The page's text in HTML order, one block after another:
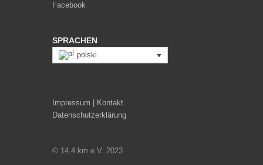
Facebook
SPRACHEN
polski
Impressum | Kontakt
Datenschutzerklärung
© 14,4 km e.V. 2023